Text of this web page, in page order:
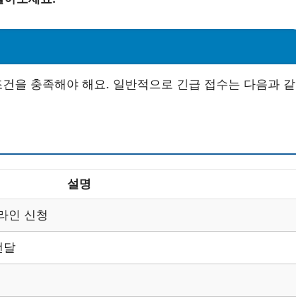
을 충족해야 해요. 일반적으로 긴급 접수는 다음과 같
설명
인 신청
달